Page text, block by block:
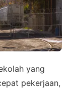
yang
pekerjaan,